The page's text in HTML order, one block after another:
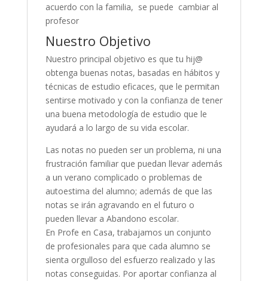
acuerdo con la familia, se puede cambiar al
profesor
Nuestro Objetivo
Nuestro principal objetivo es que tu hij@
obtenga buenas notas, basadas en hábitos y
técnicas de estudio eficaces, que le permitan
sentirse motivado y con la confianza de tener
una buena metodología de estudio que le
ayudará a lo largo de su vida escolar.
Las notas no pueden ser un problema, ni una
frustración familiar que puedan llevar además
a un verano complicado o problemas de
autoestima del alumno; además de que las
notas se irán agravando en el futuro o
pueden llevar a Abandono escolar.
En Profe en Casa, trabajamos un conjunto
de profesionales para que cada alumno se
sienta orgulloso del esfuerzo realizado y las
notas conseguidas. Por aportar confianza al